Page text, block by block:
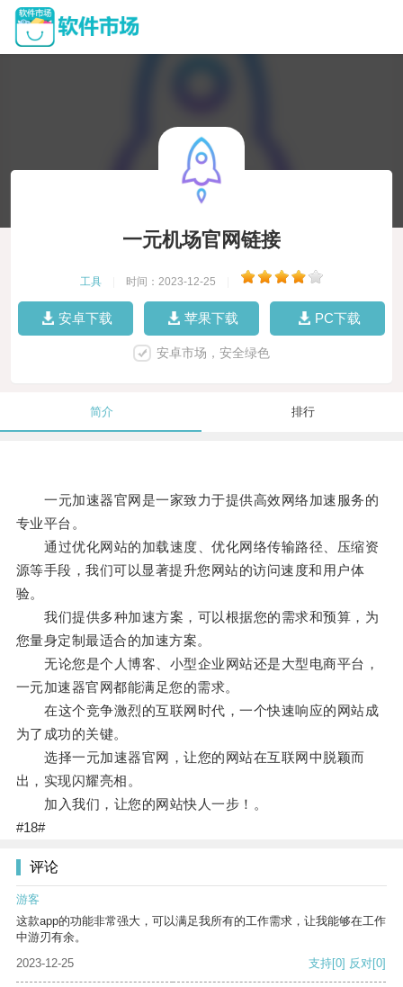
一元机场官网链接
工具 时间：2023-12-25
安卓下载 苹果下载 PC下载
安卓市场，安全绿色
简介 排行
一元加速器官网是一家致力于提供高效网络加速服务的
专业平台。
通过优化网站的加载速度、优化网络传输路径、压缩资
源等手段，我们可以显著提升您网站的访问速度和用户体
验。
我们提供多种加速方案，可以根据您的需求和预算，为
您量身定制最适合的加速方案。
无论您是个人博客、小型企业网站还是大型电商平台，
一元加速器官网都能满足您的需求。
在这个竞争激烈的互联网时代，一个快速响应的网站成
为了成功的关键。
选择一元加速器官网，让您的网站在互联网中脱颖而
出，实现闪耀亮相。
加入我们，让您的网站快人一步！。
#18#
评论
游客
这款app的功能非常强大，可以满足我所有的工作需求，让我能够在工作
中游刃有余。
2023-12-25
支持[0] 反对[0]